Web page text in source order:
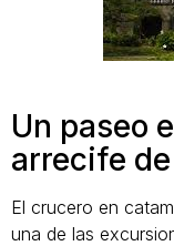
Un paseo
arrecife
El crucero en
una de las